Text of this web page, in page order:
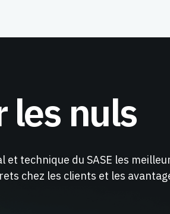
les nuls
et technique du SASE les
chez les clients et les